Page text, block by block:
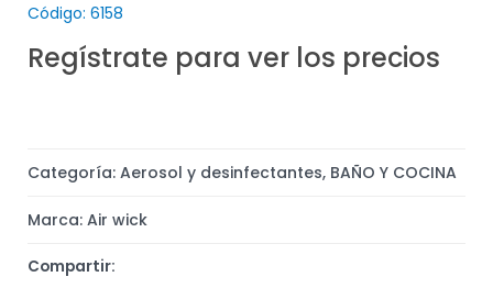
Código: 6158
Regístrate para ver los precios
Categoría: Aerosol y desinfectantes, BAÑO Y COCINA
Marca: Air wick
Compartir: